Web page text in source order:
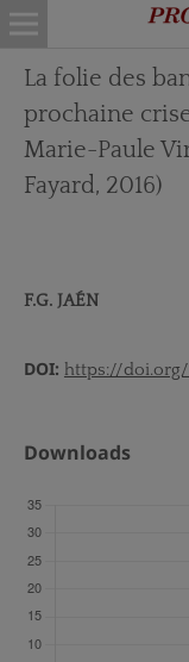
La folie des
prochaine
Marie-Paule
Fayard, 2016)
F.G. JAÉN
DOI: https://doi.org/
Downloads